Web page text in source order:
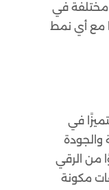
في
مع أي نمط
في
والجودة
من الرقي
مكونة